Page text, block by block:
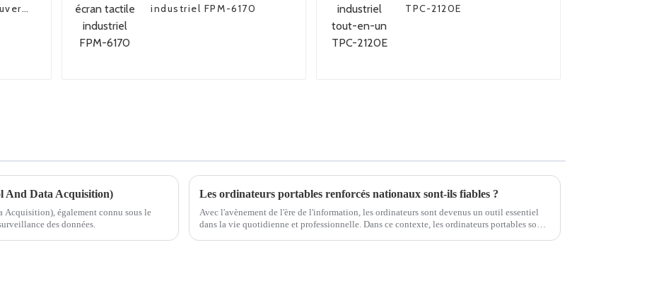
industriel FPM-6170
TPC-2120E
And Data Acquisition)
Acquisition), également connu sous le
des données.
Les ordinateurs portables renforcés nationaux sont-ils fiables ?
Avec l'avènement de l'ère de l'information, les ordinateurs sont devenus un outil essentiel
dans la vie quotidienne et professionnelle. Dans ce contexte, les ordinateurs portables sont